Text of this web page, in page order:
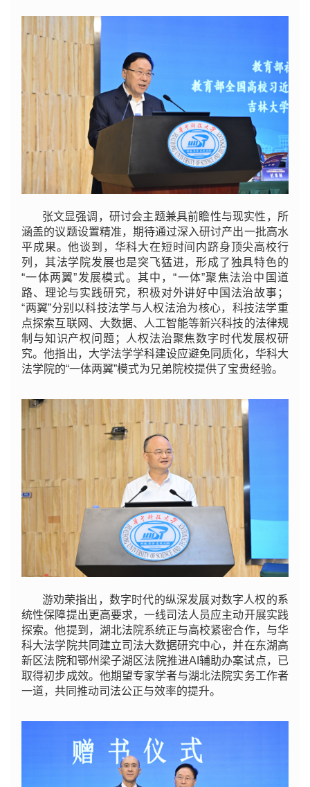
张文显强调，研讨会主题兼具前瞻性与现实性，所
涵盖的议题设置精准，期待通过深入研讨产出一批高水
平成果。他谈到，华科大在短时间内跻身顶尖高校行
列，其法学院发展也是突飞猛进，形成了独具特色的
“一体两翼”发展模式。其中，“一体”聚焦法治中国道
路、理论与实践研究，积极对外讲好中国法治故事；
“两翼”分别以科技法学与人权法治为核心，科技法学重
点探索互联网、大数据、人工智能等新兴科技的法律规
制与知识产权问题；人权法治聚焦数字时代发展权研
究。他指出，大学法学学科建设应避免同质化，华科大
法学院的“一体两翼”模式为兄弟院校提供了宝贵经验。
游劝荣指出，数字时代的纵深发展对数字人权的系
统性保障提出更高要求，一线司法人员应主动开展实践
探索。他提到，湖北法院系统正与高校紧密合作，与华
科大法学院共同建立司法大数据研究中心，并在东湖高
新区法院和鄂州梁子湖区法院推进AI辅助办案试点，已
取得初步成效。他期望专家学者与湖北法院实务工作者
一道，共同推动司法公正与效率的提升。